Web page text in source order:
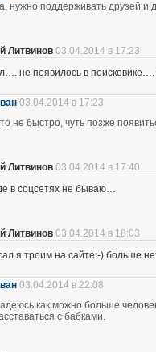
нужно поддерживать друзей и
Литвинов 03.04.2014 в 17:23
не появилось в
03.04.2014 в 17:23
не быстро, чуть позже
Литвинов 03.04.2014 в 17:40
в соцсетях не бываю…
Литвинов 03.04.2014 в 18:03
я троим на сайте;-) больше
03.04.2014 в 22:08
как можно больше
с бабками.